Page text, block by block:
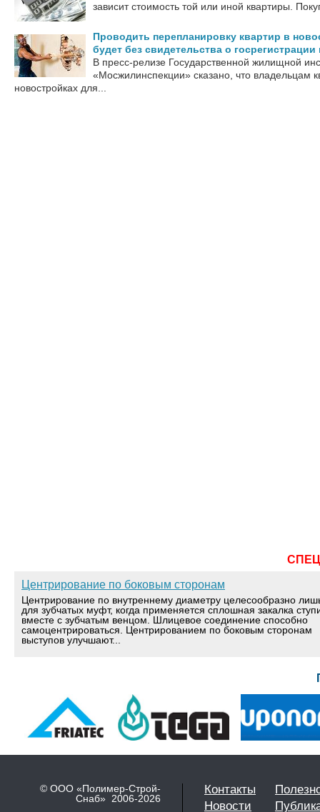
зависит стоимость той или иной квартиры.
Проводить перепланировку квартир в
будет без свидетельства о
В пресс-релизе Государственной жилищной
«Мосжилинспекции» сказано, что владельцам
новостройках для...
Центрирование по боковым сторонам
Центрирование по внутреннему диаметру целесообразно
для зубчатых муфт, когда применяется сплошная закалка
вместе с зубчатым венцом. Шлицевое соединение способно
самоцентрироваться. Центрированием по боковым сторонам
выступов улучшают...
© ООО «Полимер-Строй-
Снаб» 2006-2026
Контакты
Новости